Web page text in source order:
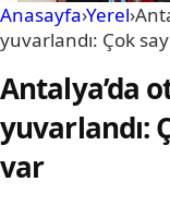
Anasayfa›Yerel›
yuvarlandı: Çok
Antalya’da
yuvarlandı:
var